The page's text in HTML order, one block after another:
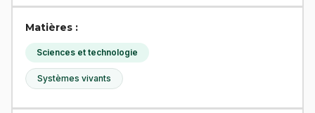
Matières :
Sciences et technologie
Systèmes vivants